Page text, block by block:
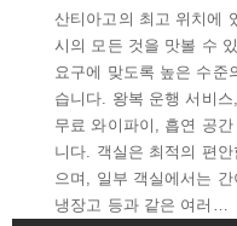
산티아고의 최고 위치에
시의 모든 것을 맛볼 수
요구에 맞도록 높은 수준
습니다. 왕복 운행 서비
무료 와이파이, 흡연 공
니다. 객실은 최적의 편
으며, 일부 객실에서는
냉장고 등과 같은 여러…